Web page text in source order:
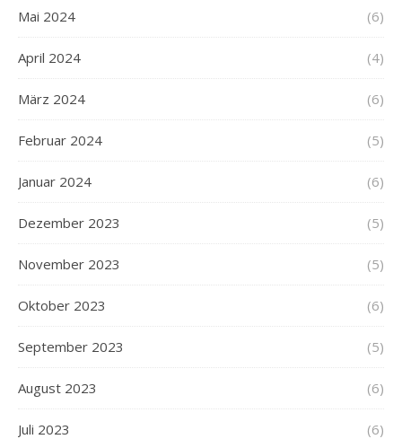
Mai 2024 (6)
April 2024 (4)
März 2024 (6)
Februar 2024 (5)
Januar 2024 (6)
Dezember 2023 (5)
November 2023 (5)
Oktober 2023 (6)
September 2023 (5)
August 2023 (6)
Juli 2023 (6)